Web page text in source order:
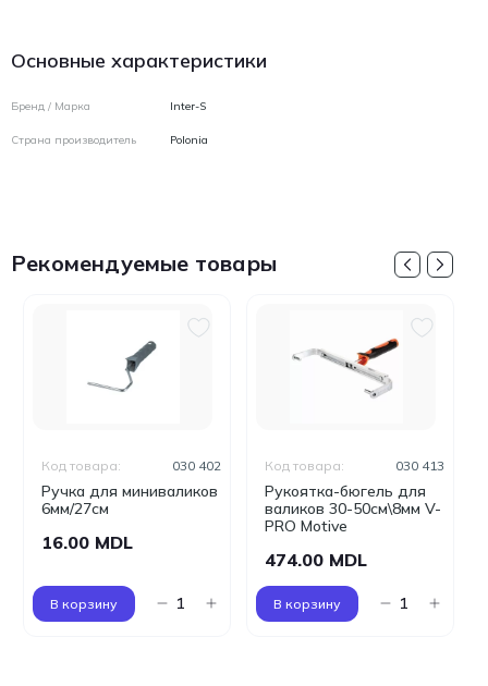
Основные характеристики
Бренд / Марка Inter-S
Страна производитель Polonia
Рекомендуемые товары
Ручка для миниваликов
6мм/27см
Код товара: 030 402
16.00 MDL
В корзину
Рукоятка-бюгель для
валиков 30-50см\8мм V-
PRO Motive
Код товара: 030 413
474.00 MDL
В корзину